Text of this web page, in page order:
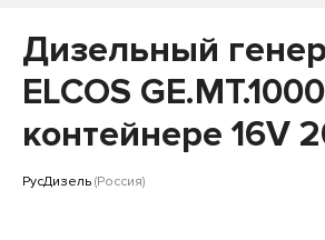
Продукция
Дизельный
ELCOS
контейнере 16V
РусДизель (Россия)